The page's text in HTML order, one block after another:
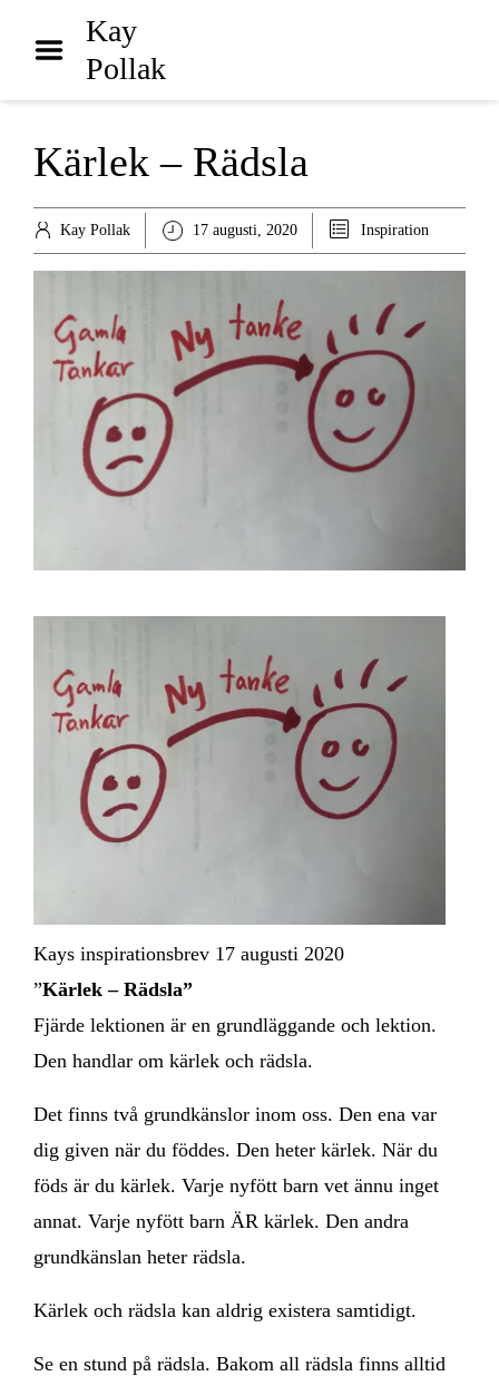
Kay
Pollak
Kärlek – Rädsla
Kay Pollak 17 augusti, 2020 Inspiration
Kays inspirationsbrev 17 augusti 2020
”Kärlek – Rädsla”
Fjärde lektionen är en grundläggande och lektion.
Den handlar om kärlek och rädsla.
Det finns två grundkänslor inom oss. Den ena var
dig given när du föddes. Den heter kärlek. När du
föds är du kärlek. Varje nyfött barn vet ännu inget
annat. Varje nyfött barn ÄR kärlek. Den andra
grundkänslan heter rädsla.
Kärlek och rädsla kan aldrig existera samtidigt.
Se en stund på rädsla. Bakom all rädsla finns alltid
Inspiration
Arkiv
Poddar